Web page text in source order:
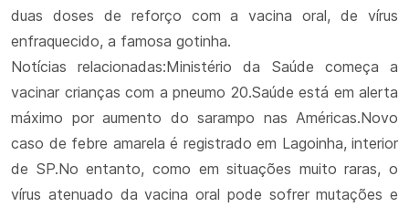
duas doses de reforço com a vacina oral, de vírus
enfraquecido, a famosa gotinha.
Notícias relacionadas:Ministério da Saúde começa a
vacinar crianças com a pneumo 20.Saúde está em alerta
máximo por aumento do sarampo nas Américas.Novo
caso de febre amarela é registrado em Lagoinha, interior
de SP.No entanto, como em situações muito raras, o
vírus atenuado da vacina oral pode sofrer mutações e